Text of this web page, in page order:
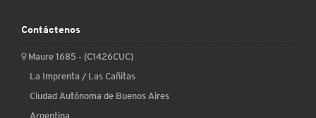
Contáctenos
Maure 1685 - (C1426CUC)
La Imprenta / Las Cañitas
Ciudad Autónoma de Buenos Aires